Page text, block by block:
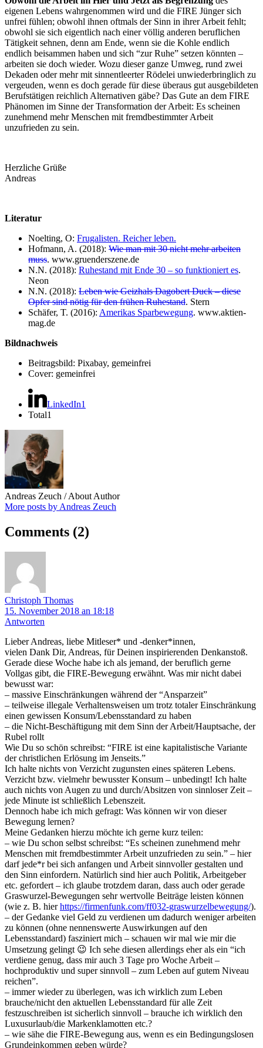
eigenen Lebens wahrgenommen wird und die FIRE Jünger sich
unfrei fühlen; obwohl ihnen oftmals der Sinn in ihrer Arbeit fehlt;
obwohl sie sich eigentlich nach einer völlig anderen beruflichen
Tätigkeit sehnen, denn am Ende, wenn sie die Kohle endlich
endlich beisammen haben und sich “zur Ruhe” setzen könnten –
arbeiten sie doch wieder. Wozu dieser ganze Umweg, rund zwei
Dekaden oder mehr mit sinnentleerter Rödelei unwiederbringlich zu
vergeuden, wenn es doch gerade für diese überaus gut ausgebildeten
Berufstätigen reichlich Alternativen gäbe? Das Gute an dem FIRE
Phänomen im Sinne der Transformation der Arbeit: Es scheinen
zunehmend mehr Menschen mit fremdbestimmter Arbeit
unzufrieden zu sein.
Herzliche Grüße
Andreas
Literatur
Noelting, O: Frugalisten. Reicher leben.
Hofmann, A. (2018): Wie man mit 30 nicht mehr arbeiten
muss. www.gruenderszene.de
N.N. (2018): Ruhestand mit Ende 30 – so funktioniert es.
Neon
N.N. (2018): Leben wie Geizhals Dagobert Duck – diese
Opfer sind nötig für den frühen Ruhestand. Stern
Schäfer, T. (2016): Amerikas Sparbewegung. www.aktien-
mag.de
Bildnachweis
Beitragsbild: Pixabay, gemeinfrei
Cover: gemeinfrei
LinkedIn1
Total1
Andreas Zeuch / About Author
More posts by Andreas Zeuch
Comments (2)
Christoph Thomas
15. November 2018 an 18:18
Antworten
Lieber Andreas, liebe Mitleser* und -denker*innen,
vielen Dank Dir, Andreas, für Deinen inspirierenden Denkanstoß.
Gerade diese Woche habe ich als jemand, der beruflich gerne
Vollgas gibt, die FIRE-Bewegung erwähnt. Was mir nicht dabei
bewusst war:
– massive Einschränkungen während der “Ansparzeit”
– teilweise illegale Verhaltensweisen um trotz totaler Einschränkung
einen gewissen Konsum/Lebensstandard zu haben
– die Nicht-Beschäftigung mit dem Sinn der Arbeit/Hauptsache, der
Rubel rollt
Wie Du so schön schreibst: “FIRE ist eine kapitalistische Variante
der christlichen Erlösung im Jenseits.”
Ich halte nichts von Verzicht zugunsten eines späteren Lebens.
Verzicht bzw. vielmehr bewusster Konsum – unbedingt! Ich halte
auch nichts von Augen zu und durch/Absitzen von sinnloser Zeit –
jede Minute ist schließlich Lebenszeit.
Dennoch habe ich mich gefragt: Was können wir von dieser
Bewegung lernen?
Meine Gedanken hierzu möchte ich gerne kurz teilen:
– wie Du schon selbst schreibst: “Es scheinen zunehmend mehr
Menschen mit fremdbestimmter Arbeit unzufrieden zu sein.” – hier
darf jede*r bei sich anfangen und Arbeit sinnvoller gestalten und
den Sinn einfordern. Natürlich sind hier auch Politik, Arbeitgeber
etc. gefordert – ich glaube trotzdem daran, dass auch oder gerade
Graswurzel-Bewegungen sehr wertvolle Beiträge leisten können
(wie z. B. hierhttps://firmenfunk.com/ff032-graswurzelbewegung/).
– der Gedanke viel Geld zu verdienen um dadurch weniger arbeiten
zu können (ohne nennenswerte Auswirkungen auf den
Lebensstandard) fasziniert mich – schauen wir mal wie mir die
Umsetzung gelingt 😉 Ich sehe diesen allerdings eher als ein “ich
verdiene genug, dass mir auch 3 Tage pro Woche Arbeit –
hochproduktiv und super sinnvoll – zum Leben auf gutem Niveau
reichen”.
– immer wieder zu überlegen, was ich wirklich zum Leben
brauche/nicht den aktuellen Lebensstandard für alle Zeit
festzuschreiben ist sicherlich sinnvoll – brauche ich wirklich den
Luxusurlaub/die Markenklamotten etc.?
– wie sähe die FIRE-Bewegung aus, wenn es ein Bedingungslosen
Grundeinkommen geben würde?